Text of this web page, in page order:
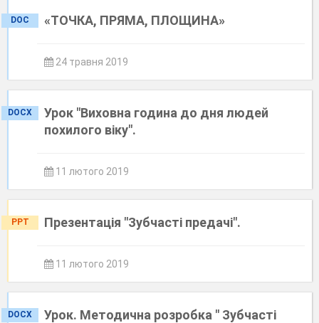
DOC «ТОЧКА, ПРЯМА, ПЛОЩИНА»
24 травня 2019
DOCX
Урок "Виховна година до дня людей
похилого віку".
11 лютого 2019
PPT Презентація "Зубчасті предачі".
11 лютого 2019
DOCX
Урок. Методична розробка " Зубчасті